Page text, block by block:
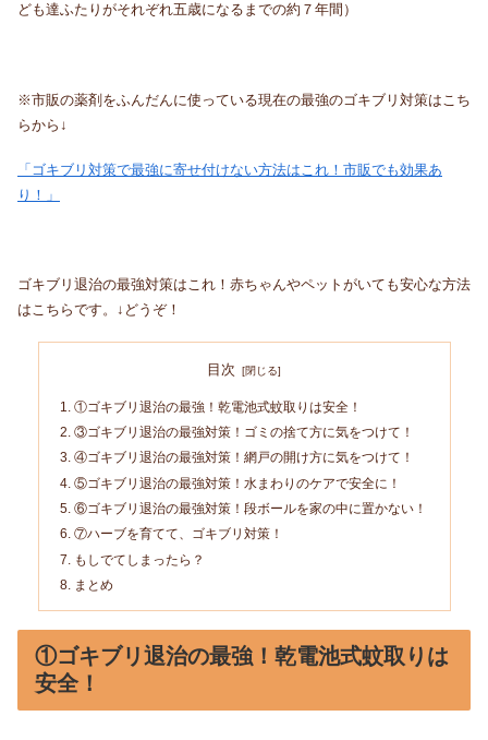
ども達ふたりがそれぞれ五歳になるまでの約７年間）
※市販の薬剤をふんだんに使っている現在の最強のゴキブリ対策はこち
らから↓
「ゴキブリ対策で最強に寄せ付けない方法はこれ！市販でも効果あ
り！」
ゴキブリ退治の最強対策はこれ！赤ちゃんやペットがいても安心な方法
はこちらです。↓どうぞ！
目次
①ゴキブリ退治の最強！乾電池式蚊取りは安全！
③ゴキブリ退治の最強対策！ゴミの捨て方に気をつけて！
④ゴキブリ退治の最強対策！網戸の開け方に気をつけて！
⑤ゴキブリ退治の最強対策！水まわりのケアで安全に！
⑥ゴキブリ退治の最強対策！段ボールを家の中に置かない！
⑦ハーブを育てて、ゴキブリ対策！
もしでてしまったら？
まとめ
①ゴキブリ退治の最強！乾電池式蚊取りは
安全！